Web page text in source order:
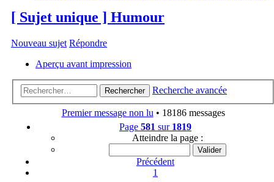
[ Sujet unique ] Humour
Nouveau sujet Répondre
Aperçu avant impression
Rechercher Recherche avancée
Premier message non lu • 18186 messages
Page 581 sur 1819
Atteindre la page :
Précédent
1